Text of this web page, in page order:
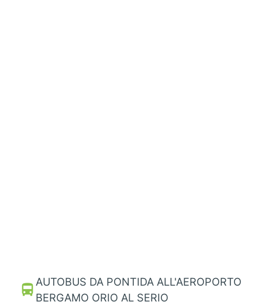
directions_bus AUTOBUS DA PONTIDA ALL'AEROPORTO
BERGAMO ORIO AL SERIO